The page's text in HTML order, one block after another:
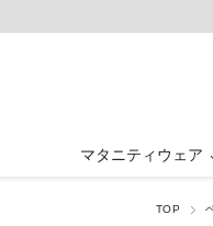
マタニティウェア
TOP